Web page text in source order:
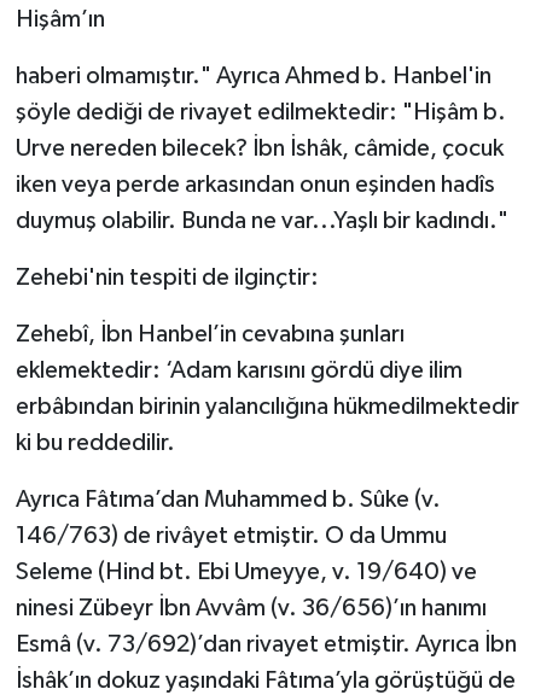
Hişâm’ın
haberi olmamıştır." Ayrıca Ahmed b. Hanbel'in
şöyle dediği de rivayet edilmektedir: "Hişâm b.
Urve nereden bilecek? İbn İshâk, câmide, çocuk
iken veya perde arkasından onun eşinden hadîs
duymuş olabilir. Bunda ne var...Yaşlı bir kadındı."
Zehebi'nin tespiti de ilginçtir:
Zehebî, İbn Hanbel’in cevabına şunları
eklemektedir: ‘Adam karısını gördü diye ilim
erbâbından birinin yalancılığına hükmedilmektedir
ki bu reddedilir.
Ayrıca Fâtıma’dan Muhammed b. Sûke (v.
146/763) de rivâyet etmiştir. O da Ummu
Seleme (Hind bt. Ebi Umeyye, v. 19/640) ve
ninesi Zübeyr İbn Avvâm (v. 36/656)’ın hanımı
Esmâ (v. 73/692)’dan rivayet etmiştir. Ayrıca İbn
İshâk’ın dokuz yaşındaki Fâtıma’yla görüştüğü de